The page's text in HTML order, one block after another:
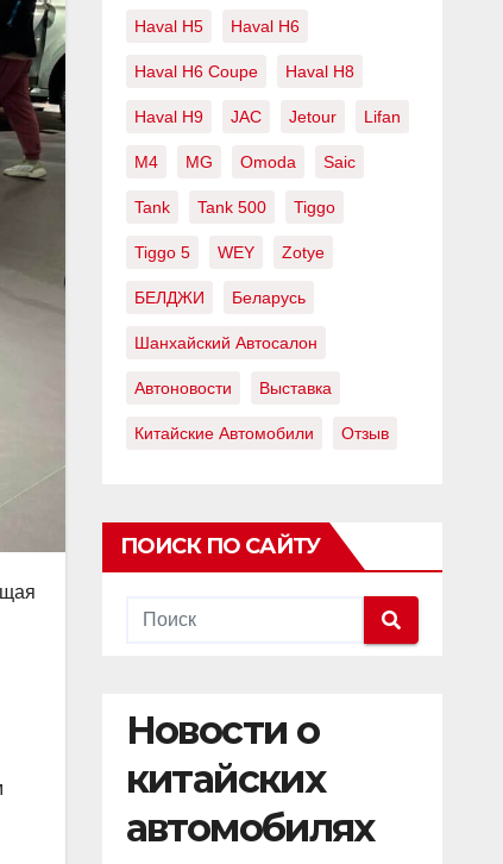
Haval H5 Haval H6
Haval H6 Coupe Haval H8
Haval H9 JAC Jetour Lifan
M4 MG Omoda Saic
Tank Tank 500 Tiggo
Tiggo 5 WEY Zotye
БЕЛДЖИ Беларусь
Шанхайский Автосалон
Автоновости Выставка
Китайские Автомобили Отзыв
ПОИСК ПО САЙТУ
Новости о
китайских
автомобилях